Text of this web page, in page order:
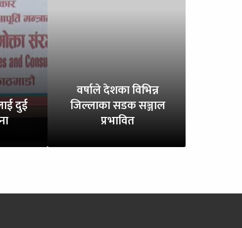
दुई
वर्षाले देशका विभिन्न
जिल्लाका सडक सञ्जाल
प्रभावित